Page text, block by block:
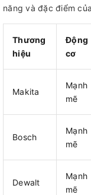
năng và đặc điểm
Thương
hiệu
Động
cơ
Makita
Mạnh
mẽ
Bosch
Mạnh
mẽ
Dewalt
Mạnh
mẽ